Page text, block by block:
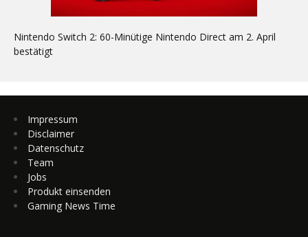
Nintendo Switch 2: 60-Minütige Nintendo Direct am 2. April
bestätigt
Impressum
Disclaimer
Datenschutz
Team
Jobs
Produkt einsenden
Gaming News Time